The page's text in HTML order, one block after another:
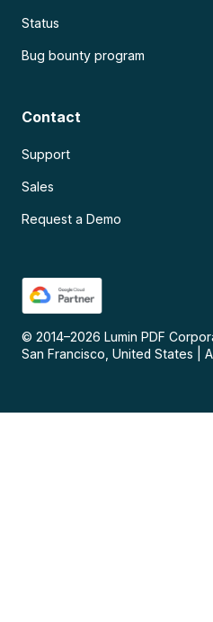
Status
Bug bounty program
Contact
Support
Sales
Request a Demo
© 2014–2026 Lumin PDF
San Francisco, United States